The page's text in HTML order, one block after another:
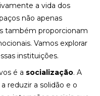
a vida dos
não apenas
também proporcionam
Vamos explorar
instituições.
é a socialização. A
reduzir a solidão e o